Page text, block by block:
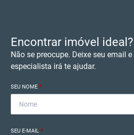
Encontrar imóvel ideal?
Não se preocupe. Deixe seu email
especialista irá te ajudar.
SEU NOME*
SEU E-MAIL*